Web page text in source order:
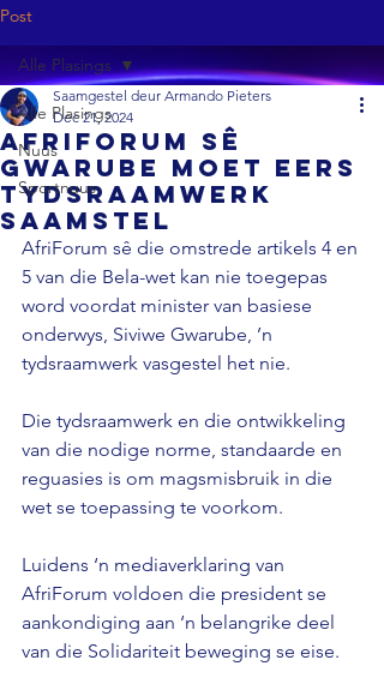
Post
Alle Plasings
Nuus
Sportnuus
Alle Plasings
AfriForum sê
Gwarube moet eers
tydsraamwerk
saamstel
Saamgestel deur Armando Pieters
Dec 21, 2024
AfriForum sê die omstrede artikels 4 en
5 van die Bela-wet kan nie toegepas
word voordat minister van basiese
onderwys, Siviwe Gwarube, ’n
tydsraamwerk vasgestel het nie.
Die tydsraamwerk en die ontwikkeling
van die nodige norme, standaarde en
reguasies is om magsmisbruik in die
wet se toepassing te voorkom.
Luidens ‘n mediaverklaring van
AfriForum voldoen die president se
aankondiging aan ‘n belangrike deel
van die Solidariteit beweging se eise.